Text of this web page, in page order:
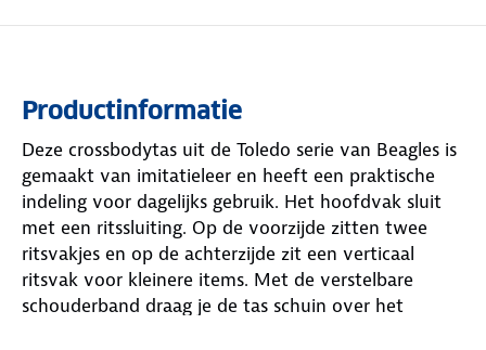
Productinformatie
Deze crossbodytas uit de Toledo serie van Beagles is
gemaakt van imitatieleer en heeft een praktische
indeling voor dagelijks gebruik. Het hoofdvak sluit
met een ritssluiting. Op de voorzijde zitten twee
ritsvakjes en op de achterzijde zit een verticaal
ritsvak voor kleinere items. Met de verstelbare
schouderband draag je de tas schuin over het